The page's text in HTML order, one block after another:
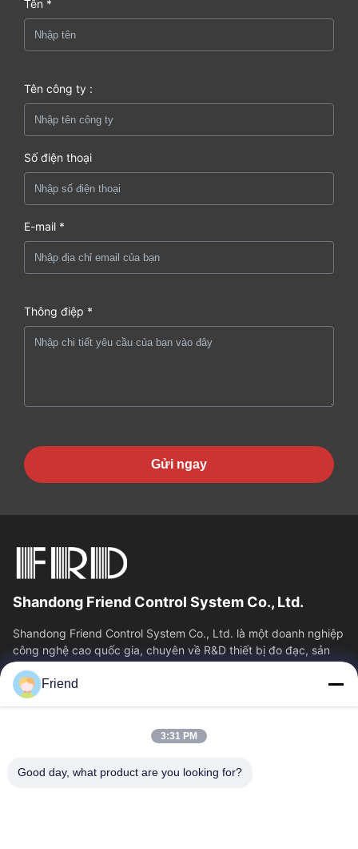
Tên *
Tên công ty :
Số điện thoại
E-mail *
Thông điệp *
Gửi ngay
Shandong Friend Control System Co., Ltd.
Shandong Friend Control System Co., Ltd. là một doanh nghiệp
công nghệ cao quốc gia, chuyên về R&D thiết bị đo đạc, sản
xuất và dịch vụ điều...
Liên Kết Nhanh
Về Chúng Tôi
Tham Quan Nhà Máy
Kiểm Soát Chất Lượng
Friend
3:31 PM
Good day, what product are you looking for?